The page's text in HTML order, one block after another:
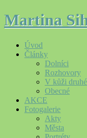
Martina
Úvod
Články
Dolníci
Rozhovory
V kůži
Obecné
AKCE
Fotogalerie
Akty
Města